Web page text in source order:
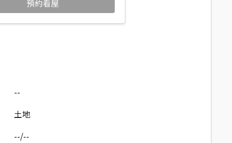
預約看屋
--
土地
--/--